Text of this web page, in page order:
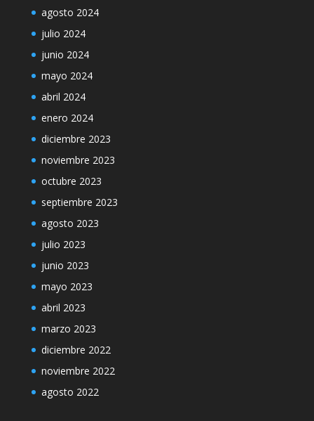
agosto 2024
julio 2024
junio 2024
mayo 2024
abril 2024
enero 2024
diciembre 2023
noviembre 2023
octubre 2023
septiembre 2023
agosto 2023
julio 2023
junio 2023
mayo 2023
abril 2023
marzo 2023
diciembre 2022
noviembre 2022
agosto 2022